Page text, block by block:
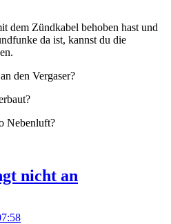
dem Zündkabel behoben hast und
da ist, kannst du die
den Vergaser?
Nebenluft?
nicht an